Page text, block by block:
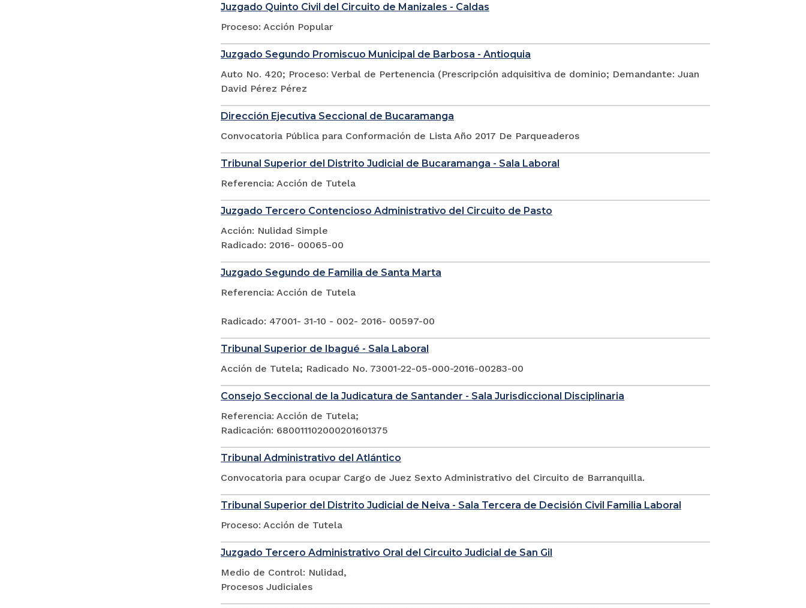
Juzgado Quinto Civil del Circuito de Manizales - Caldas
Proceso: Acción Popular
Juzgado Segundo Promiscuo Municipal de Barbosa - Antioquia
Auto No. 420; Proceso: Verbal de Pertenencia (Prescripción adquisitiva de dominio; Demandante: Juan
David Pérez Pérez
Dirección Ejecutiva Seccional de Bucaramanga
Convocatoria Pública para Conformación de Lista Año 2017 De Parqueaderos
Tribunal Superior del Distrito Judicial de Bucaramanga - Sala Laboral
Referencia: Acción de Tutela
Juzgado Tercero Contencioso Administrativo del Circuito de Pasto
Acción: Nulidad Simple
Radicado: 2016- 00065-00
Juzgado Segundo de Familia de Santa Marta
Referencia: Acción de Tutela
Radicado: 47001- 31-10 - 002- 2016- 00597-00
Tribunal Superior de Ibagué - Sala Laboral
Acción de Tutela; Radicado No. 73001-22-05-000-2016-00283-00
Consejo Seccional de la Judicatura de Santander - Sala Jurisdiccional Disciplinaria
Referencia: Acción de Tutela;
Radicación: 680011102000201601375
Tribunal Administrativo del Atlántico
Convocatoria para ocupar Cargo de Juez Sexto Administrativo del Circuito de Barranquilla.
Tribunal Superior del Distrito Judicial de Neiva - Sala Tercera de Decisión Civil Familia Laboral
Proceso: Acción de Tutela
Juzgado Tercero Administrativo Oral del Circuito Judicial de San Gil
Medio de Control: Nulidad,
Procesos Judiciales